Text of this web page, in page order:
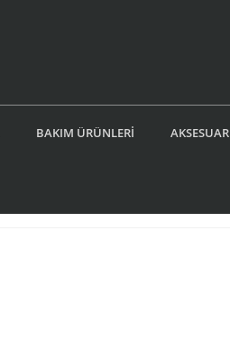
BAKIM ÜRÜNLERİ AKSESUAR